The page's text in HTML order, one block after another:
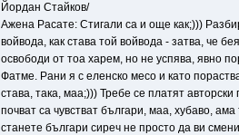
Йордан Стайков/
Ажена Расате: Стигали са и още как;)))
войвода, как става той войвода - затва, че
освободи от тоа харем, но не успява, явно
Фатме. Рани я с еленско месо и като
става, така, маа;))) Требе се платят
почват са чувстват българи, маа, хубаво,
станете българи сиреч не просто да ви